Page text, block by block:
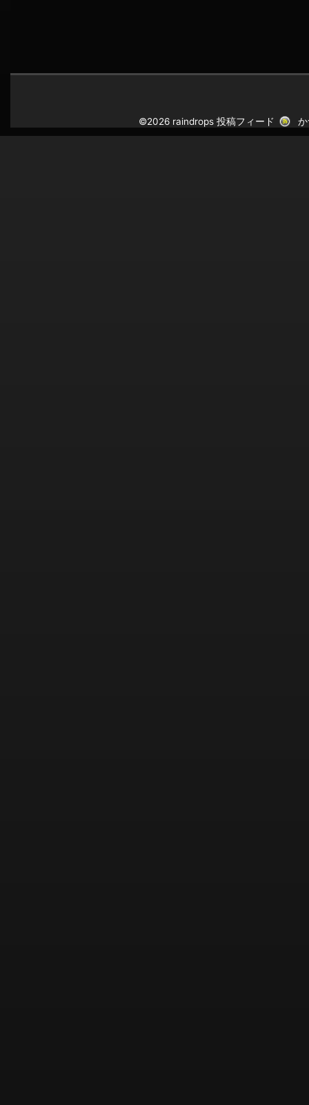
©2026 raindrops投稿フィード